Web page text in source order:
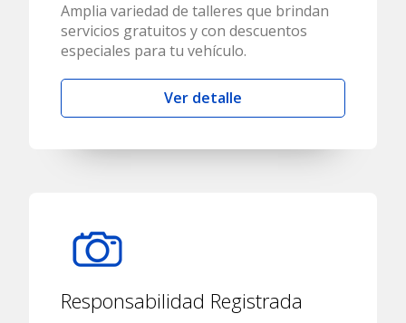
Amplia variedad de talleres que brindan
servicios gratuitos y con descuentos
especiales para tu vehículo.
Ver detalle
Responsabilidad Registrada